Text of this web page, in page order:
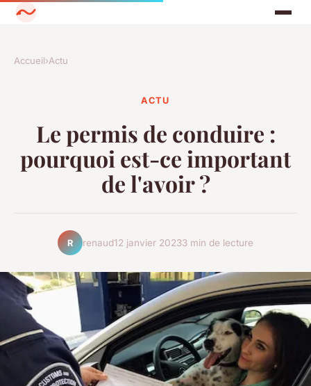
Accueil›Actu
ACTU
Le permis de conduire :
pourquoi est-ce important
de l'avoir ?
R renaud12 janvier 20233 min de lecture